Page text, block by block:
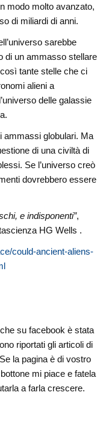
modo molto avanzato,
di miliardi di anni.
sarebbe
di un ammasso stellare
tante stelle che ci
alieni a
delle galassie
ammassi globulari. Ma
di una civiltà di
Se l’universo creò
dovrebbero essere
e indisponenti”,
HG Wells .
could-ancient-aliens-
su facebook è stata
riportati gli articoli di
la pagina è di vostro
mi piace e fatela
a farla crescere.